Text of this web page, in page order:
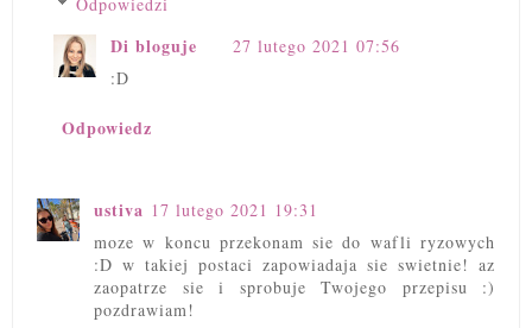
Di bloguje
27 lutego 2021 07:56
:D
Odpowiedz
ustiva 17 lutego 2021 19:31
moze w koncu przekonam sie do wafli ryzowych
:D w takiej postaci zapowiadaja sie swietnie! az
zaopatrze sie i sprobuje Twojego przepisu :)
pozdrawiam!